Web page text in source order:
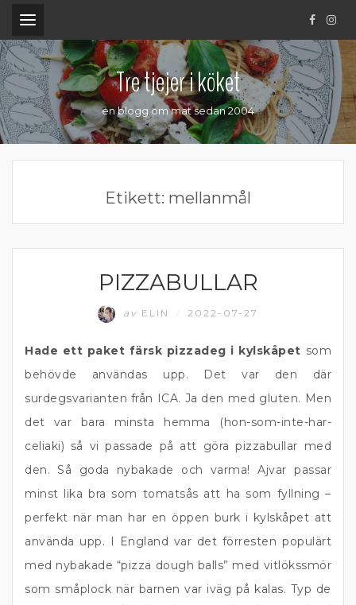
.
Tre tjejer i köket
en blogg om mat sedan 2004
Etikett: mellanmål
PIZZABULLAR
av ELIN 2022-07-27
Hade ett paket färsk pizzadeg i kylskåpet som
behövde användas upp. Det var den där
surdegsvarianten från ICA. Ja den med gluten. Men
det var bara minsta hemma (hon-som-inte-har-
celiaki) så vi passade på att göra pizzabullar med
den. Så goda nybakade och varma! Ajvar passar
minst lika bra som tomatsås att ha som fyllning –
perfekt när man har en öppen burk i kylskåpet att
använda upp. I England var det förresten populärt
med nybakade “pizza dough balls” med vitlökssmör
som småplock när barnen var iväg på kalas. Typ de